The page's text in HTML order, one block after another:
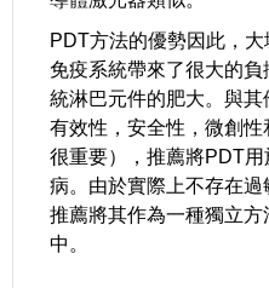
PDT方法的優勢因此，
免疫系統帶來了很大的
統淋巴元件的肥大。與
有效性，安全性，微創
很重要），推薦將PDT
病。由於實際上不存在
推薦將其作為一種獨立
中。